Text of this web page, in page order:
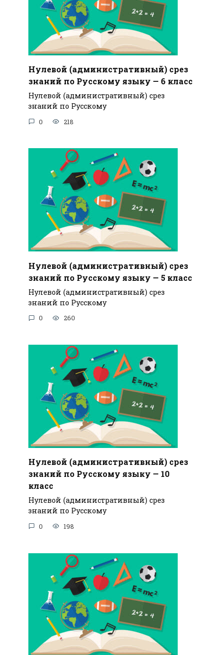
Нулевой (административный) срез
знаний по Русскому языку — 6 класс
Нулевой (административный) срез
знаний по Русскому
0 218
Нулевой (административный) срез
знаний по Русскому языку — 5 класс
Нулевой (административный) срез
знаний по Русскому
0 260
Нулевой (административный) срез
знаний по Русскому языку — 10
класс
Нулевой (административный) срез
знаний по Русскому
0 198